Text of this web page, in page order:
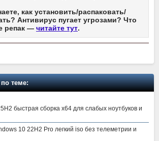
как установить/распаковать/
Антивирус пугает угрозами? Что
репак — читайте тут.
по теме:
быстрая сборка x64 для слабых ноутбуков и
10 22H2 Pro легкий iso без телеметрии и